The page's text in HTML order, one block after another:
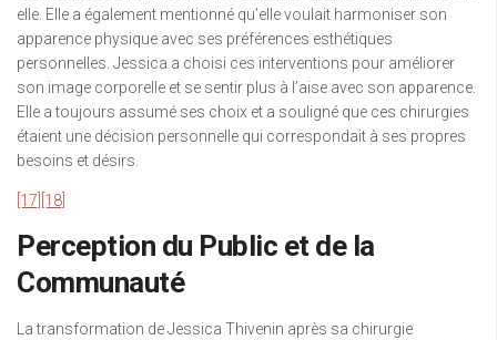
elle. Elle a également mentionné qu’elle voulait harmoniser son
apparence physique avec ses préférences esthétiques
personnelles. Jessica a choisi ces interventions pour améliorer
son image corporelle et se sentir plus à l’aise avec son apparence.
Elle a toujours assumé ses choix et a souligné que ces chirurgies
étaient une décision personnelle qui correspondait à ses propres
besoins et désirs.
[17] [18]
Perception du Public et de la
Communauté
La transformation de Jessica Thivenin après sa chirurgie